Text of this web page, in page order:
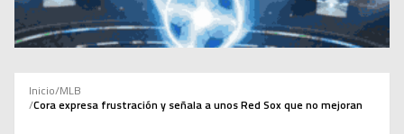
Inicio/MLB
/Cora expresa frustración y señala a unos Red Sox que no mejoran